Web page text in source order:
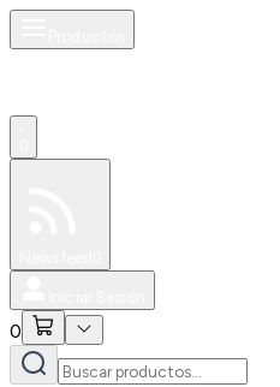
0